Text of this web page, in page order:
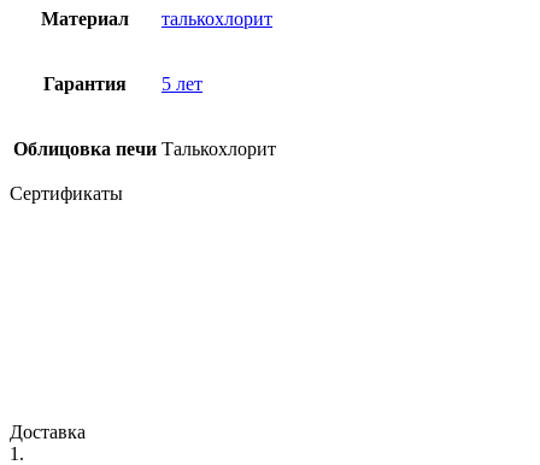
Материал талькохлорит
Гарантия 5 лет
Облицовка печи Талькохлорит
Сертификаты
Доставка
1.